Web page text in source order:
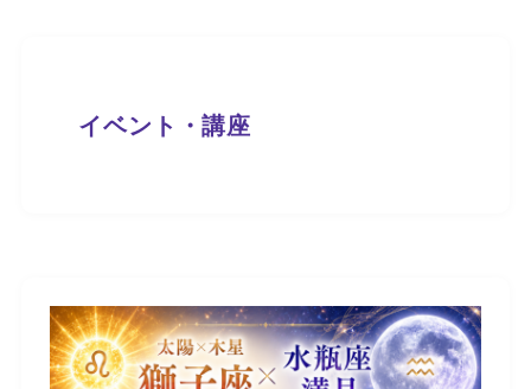
イベント・講座